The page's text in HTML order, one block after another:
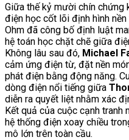
Giữa thế kỷ mười chín chứng
điện học cốt lõi định hình
Ohm đã công bố định luật
hệ toán học chặt chẽ giữa
Không lâu sau đó, Michael
cảm ứng điện từ, đặt nền
phát điện bằng động năng.
dòng điện nổi tiếng giữa
diễn ra quyết liệt nhằm xác
Kết quả của cuộc cạnh
hệ thống điện xoay chiều
mô lớn trên toàn cầu.